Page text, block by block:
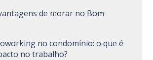
de morar no Bom
no condomínio: o que é
no trabalho?